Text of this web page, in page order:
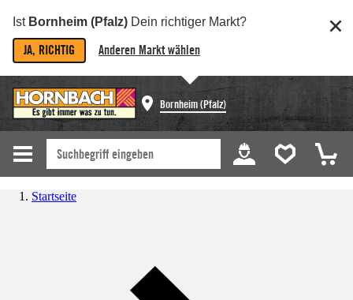
Ist Bornheim (Pfalz) Dein richtiger Markt?
JA, RICHTIG Anderen Markt wählen
Bornheim (Pfalz)
Startseite